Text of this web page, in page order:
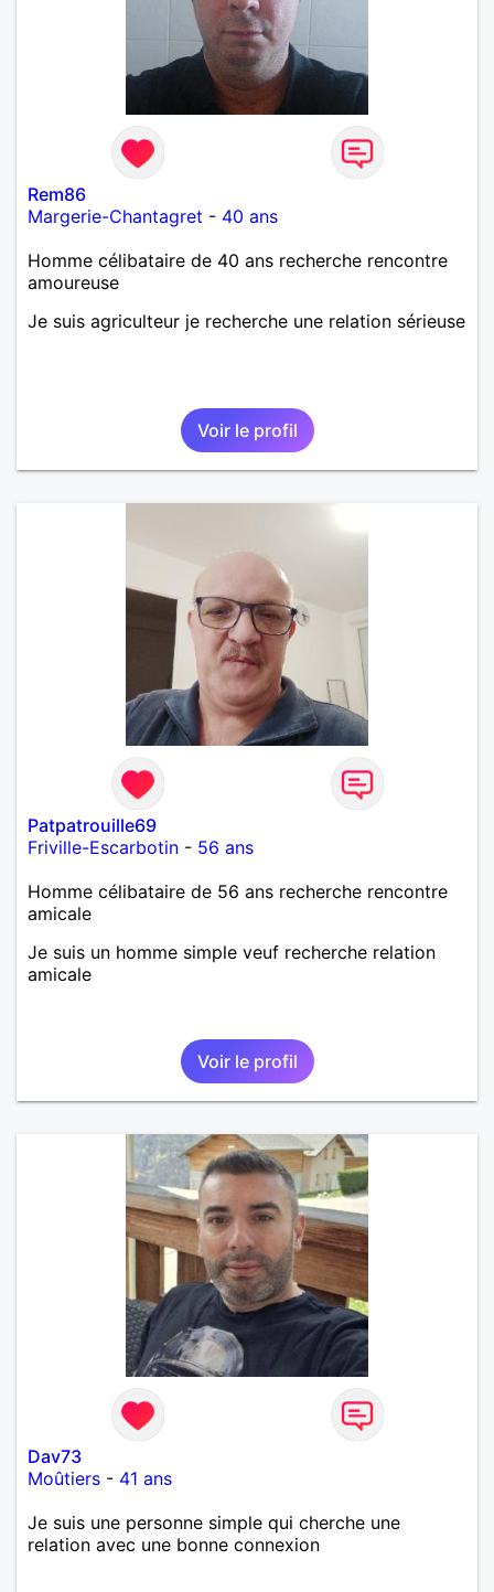
Rem86
Margerie-Chantagret - 40 ans
Homme célibataire de 40 ans recherche rencontre
amoureuse
Je suis agriculteur je recherche une relation sérieuse
Voir le profil
Patpatrouille69
Friville-Escarbotin - 56 ans
Homme célibataire de 56 ans recherche rencontre
amicale
Je suis un homme simple veuf recherche relation
amicale
Voir le profil
Dav73
Moûtiers - 41 ans
Je suis une personne simple qui cherche une
relation avec une bonne connexion